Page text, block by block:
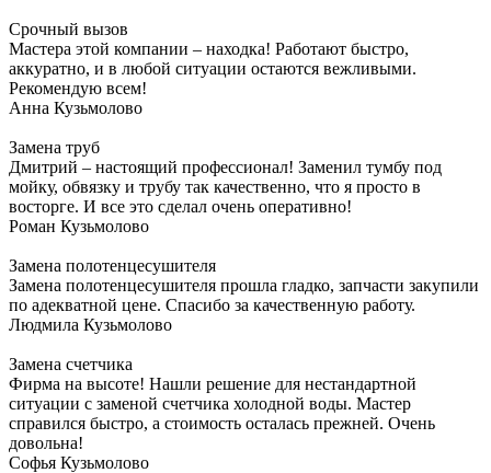
Срочный вызов
Мастера этой компании – находка! Работают быстро,
аккуратно, и в любой ситуации остаются вежливыми.
Рекомендую всем!
Анна Кузьмолово
Замена труб
Дмитрий – настоящий профессионал! Заменил тумбу под
мойку, обвязку и трубу так качественно, что я просто в
восторге. И все это сделал очень оперативно!
Роман Кузьмолово
Замена полотенцесушителя
Замена полотенцесушителя прошла гладко, запчасти закупили
по адекватной цене. Спасибо за качественную работу.
Людмила Кузьмолово
Замена счетчика
Фирма на высоте! Нашли решение для нестандартной
ситуации с заменой счетчика холодной воды. Мастер
справился быстро, а стоимость осталась прежней. Очень
довольна!
Софья Кузьмолово